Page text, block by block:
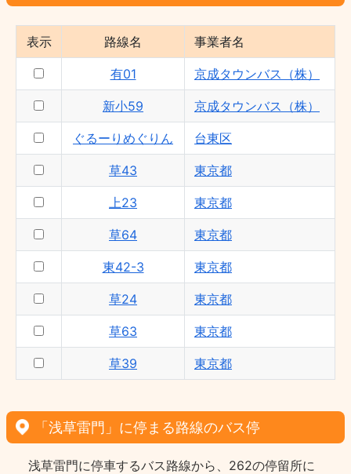
表示 路線名 事業者名
有01 京成タウンバス（株）
新小59 京成タウンバス（株）
ぐるーりめぐりん 台東区
草43 東京都
上23 東京都
草64 東京都
東42-3 東京都
草24 東京都
草63 東京都
草39 東京都
「浅草雷門」に停まる路線のバス停
浅草雷門に停車するバス路線から、262の停留所に